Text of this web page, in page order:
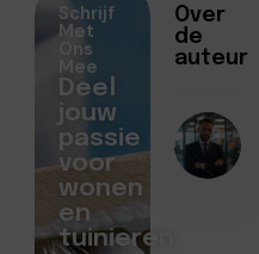
Over
de
auteur
Schrijf
Met
Ons
Mee
Deel
jouw
passie
voor
wonen
en
tuinieren